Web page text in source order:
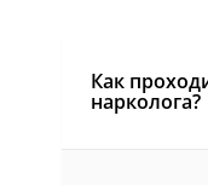
Как
нарколога?